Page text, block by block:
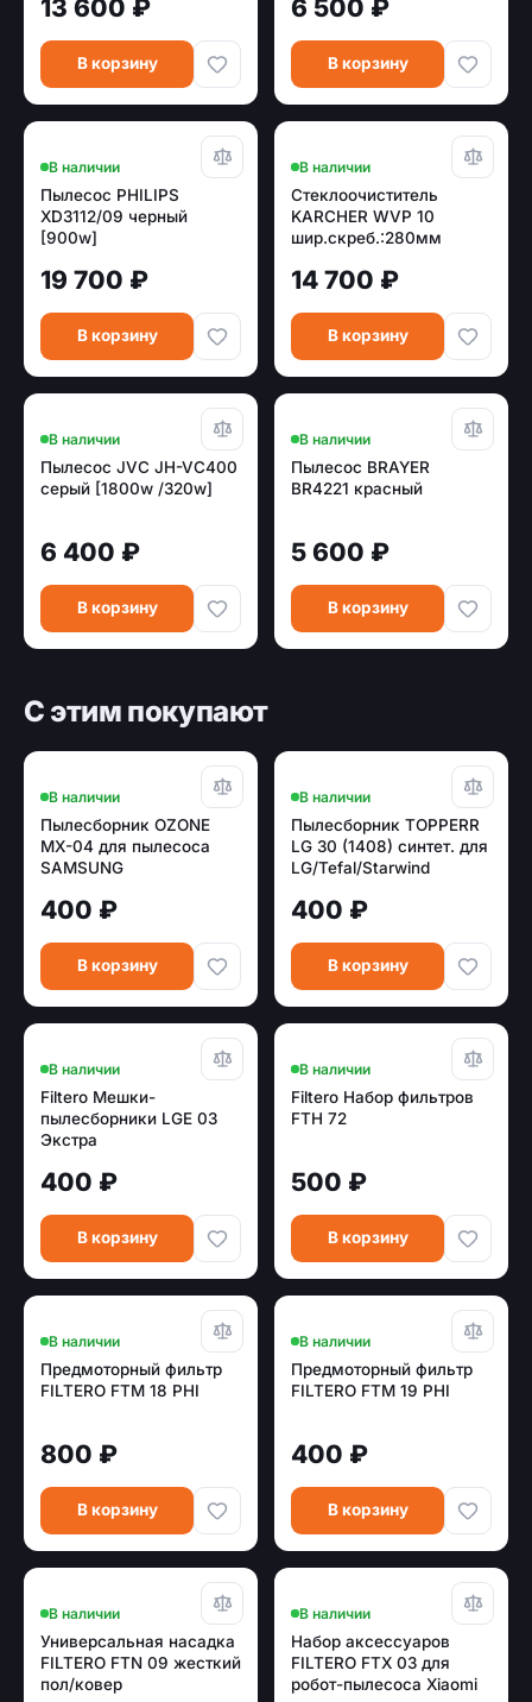
13 600 ₽
В корзину
6 500 ₽
В корзину
В наличии
Пылесос PHILIPS
XD3112/09 черный
[900w]
19 700 ₽
В корзину
В наличии
Стеклоочиститель
KARCHER WVP 10
шир.скреб.:280мм
желтый
14 700 ₽
В корзину
В наличии
Пылесос JVC JH-VC400
серый [1800w /320w]
6 400 ₽
В корзину
В наличии
Пылесос BRAYER
BR4221 красный
5 600 ₽
В корзину
С этим покупают
В наличии
Пылесборник OZONE
MX-04 для пылесоса
SAMSUNG
синтетика (тип
VP-95.)
400 ₽
В корзину
В наличии
Пылесборник TOPPERR
LG 30 (1408) синтет. для
LG/Tefal/Starwind
400 ₽
В корзину
В наличии
Filtero Мешки-
пылесборники LGE 03
Экстра
400 ₽
В корзину
В наличии
Filtero Набор фильтров
FTH 72
500 ₽
В корзину
В наличии
Предмоторный фильтр
FILTERO FTM 18 PHI
800 ₽
В корзину
В наличии
Предмоторный фильтр
FILTERO FTM 19 PHI
400 ₽
В корзину
В наличии
Универсальная насадка
FILTERO FTN 09 жесткий
пол/ковер
В наличии
Набор аксессуаров
FILTERO FTX 03 для
робот-пылесоса Xiaomi